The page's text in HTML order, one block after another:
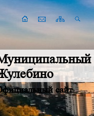
сайт